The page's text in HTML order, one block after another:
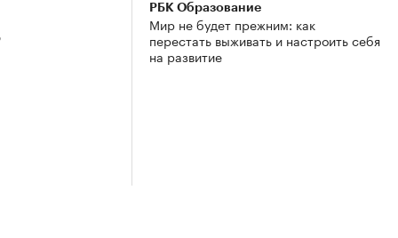
РБК Образование
Мир не будет прежним: как
перестать выживать и настроить себя
на развитие